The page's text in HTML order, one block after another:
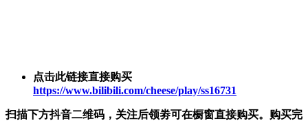
点击此链接直接购买
https://www.bilibili.com/cheese/play/ss16731
扫描下方抖音二维码，关注后领劵可在橱窗直接购买。购买完